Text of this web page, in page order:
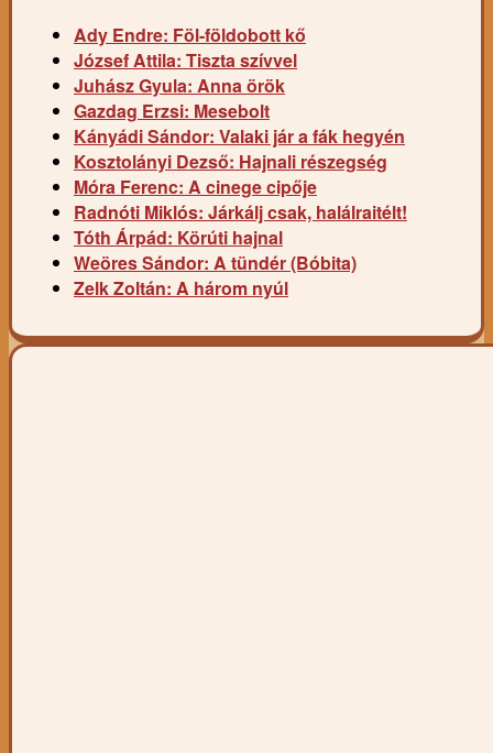
Ady Endre: Föl-földobott kő
József Attila: Tiszta szívvel
Juhász Gyula: Anna örök
Gazdag Erzsi: Mesebolt
Kányádi Sándor: Valaki jár a fák hegyén
Kosztolányi Dezső: Hajnali részegség
Móra Ferenc: A cinege cipője
Radnóti Miklós: Járkálj csak, halálraitélt!
Tóth Árpád: Körúti hajnal
Weöres Sándor: A tündér (Bóbita)
Zelk Zoltán: A három nyúl